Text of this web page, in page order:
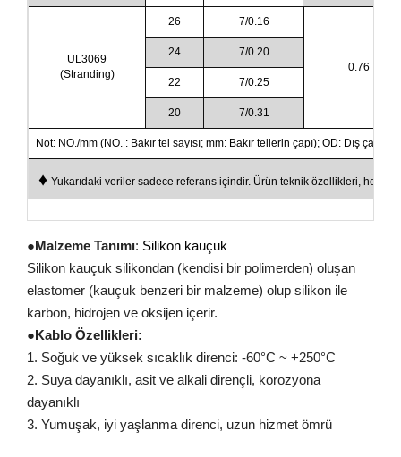
UL3069
(Stranding)
26 7/0.16
0.76
24 7/0.20
22 7/0.25
20 7/0.31
Not: NO./mm (NO. : Bakır tel sayısı; mm: Bakır tellerin çapı); OD: Dış çapı
♦ Yukarıdaki veriler sadece referans içindir. Ürün teknik özellikleri, her iki
●Malzeme Tanımı: Silikon kauçuk
Silikon kauçuk silikondan (kendisi bir polimerden) oluşan
elastomer (kauçuk benzeri bir malzeme) olup silikon ile
karbon, hidrojen ve oksijen içerir.
●Kablo Özellikleri:
1. Soğuk ve yüksek sıcaklık direnci: -60°C ~ +250°C
2. Suya dayanıklı, asit ve alkali dirençli, korozyona
dayanıklı
3. Yumuşak, iyi yaşlanma direnci, uzun hizmet ömrü